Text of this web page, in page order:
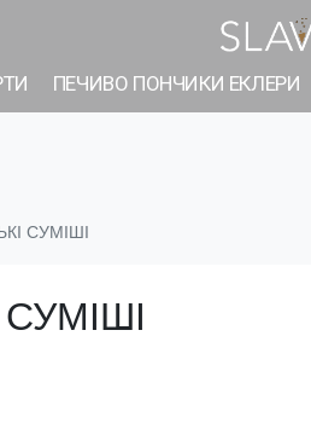
ПЕЧИВО ПОНЧИКИ ЕКЛЕРИ
СУМІШІ